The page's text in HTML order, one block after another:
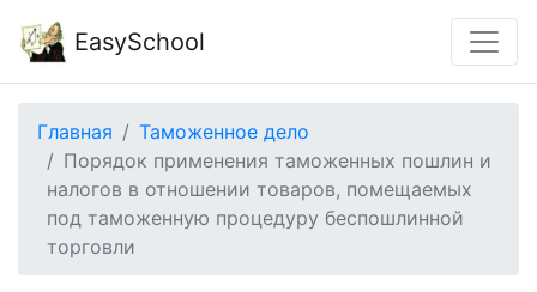
EasySchool
Главная
Таможенное дело
Порядок применения таможенных пошлин и
налогов в отношении товаров, помещаемых
под таможенную процедуру беспошлинной
торговли